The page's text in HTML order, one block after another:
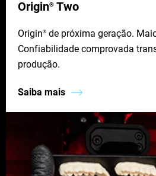
Origin® Two
Origin® de próxima geração.
Confiabilidade comprovada
produção.
Saiba mais